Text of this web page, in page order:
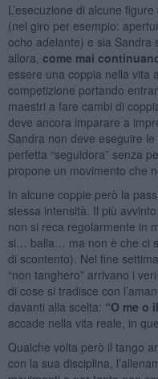
L’esecuzione di alcune
(nel giro per esempio:
ocho adelante) e sia Sandra
allora, come mai
essere una coppia nella vita
competizione portando
maestri a fare cambi di
deve ancora imparare a
Sandra non deve eseguire
perfetta “seguidora” senza
propone un movimento che
In alcune coppie però la
stessa intensità. Il più
non si reca regolarmente in
si… balla… ma non è che ci
di scontento). Nel fine
“non tanghero” arrivano i
di cose si tradisce con
davanti alla scelta: “O me o
accade nella vita reale, in
Qualche volta però il tango
con la sua disciplina,